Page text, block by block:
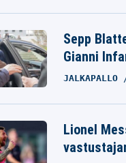
Sepp
Gianni
JALKAPALLO
Lionel